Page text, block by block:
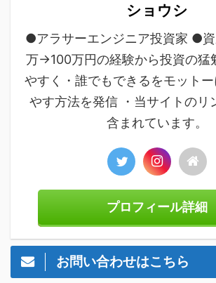
ショウシ
●アラサーエンジニア投資家 ●
万→100万円の経験から投資の猛
やすく・誰でもできるをモット
やす方法を発信 ・当サイトのリ
含まれています。
プロフィール詳細
お問い合わせはこちら